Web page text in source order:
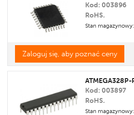
Kod: 003896
RoHS.
Stan magazynowy:
Zaloguj się, aby poznać ceny
ATMEGA328P-
Kod: 003897
RoHS.
Stan magazynowy: